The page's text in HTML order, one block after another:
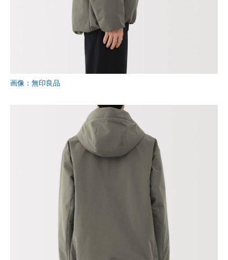
画像：無印良品